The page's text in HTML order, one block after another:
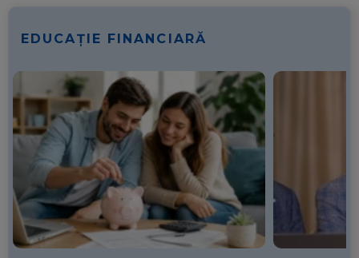
EDUCAȚIE FINANCIARĂ